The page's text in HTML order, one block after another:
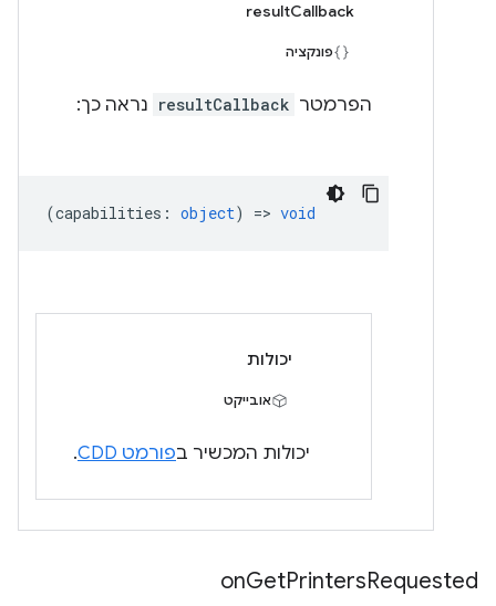
resultCallback
פונקציה
הפרמטר resultCallback נראה כך:
(capabilities : object) => void
יכולות
אובייקט
יכולות המכשיר בפורמט CDD .
onGetPrintersRequested